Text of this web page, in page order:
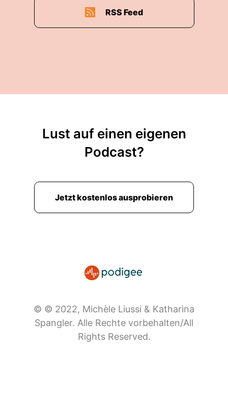
RSS Feed
Lust auf einen eigenen
Podcast?
Jetzt kostenlos ausprobieren
© © 2022, Michèle Liussi & Katharina
Spangler. Alle Rechte vorbehalten/All
Rights Reserved.